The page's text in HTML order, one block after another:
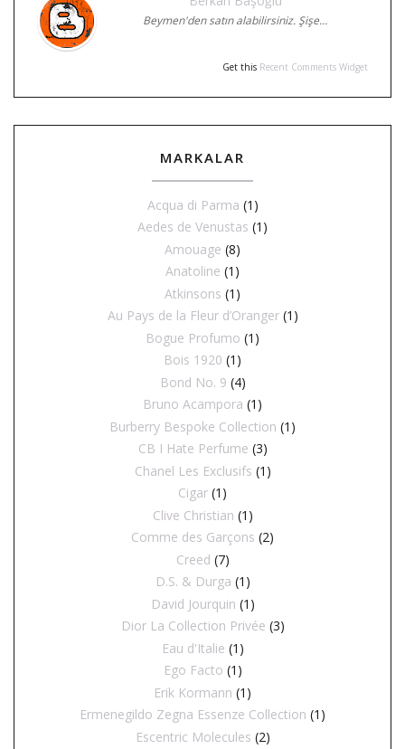
Beymen'den satın alabilirsiniz. Şişe…
Get this Recent Comments Widget
MARKALAR
Acqua di Parma (1)
Aedes de Venustas (1)
Amouage (8)
Anatoline (1)
Atkinsons (1)
Au Pays de la Fleur d’Oranger (1)
Bogue Profumo (1)
Bois 1920 (1)
Bond No. 9 (4)
Bruno Acampora (1)
Burberry Bespoke Collection (1)
CB I Hate Perfume (3)
Chanel Les Exclusifs (1)
Cigar (1)
Clive Christian (1)
Comme des Garçons (2)
Creed (7)
D.S. & Durga (1)
David Jourquin (1)
Dior La Collection Privée (3)
Eau d'Italie (1)
Ego Facto (1)
Erik Kormann (1)
Ermenegildo Zegna Essenze Collection (1)
Escentric Molecules (2)